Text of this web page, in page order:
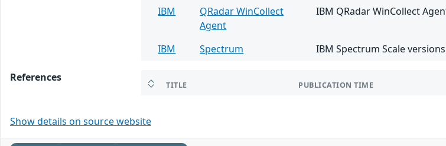
IBM
QRadar WinCollect
Agent
IBM QRadar WinCollect
IBM Spectrum IBM Spectrum Scale
References
TITLE PUBLICATION TIME
Show details on source website